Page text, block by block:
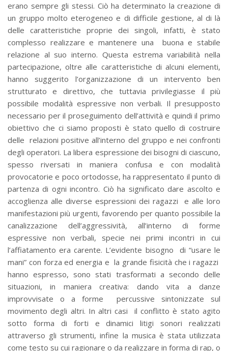
erano sempre gli stessi. Ciò ha determinato la creazione di
un gruppo molto eterogeneo e di difficile gestione, al di là
delle caratteristiche proprie dei singoli, infatti, è stato
complesso realizzare e mantenere una buona e stabile
relazione al suo interno. Questa estrema variabilità nella
partecipazione, oltre alle caratteristiche di alcuni elementi,
hanno suggerito l’organizzazione di un intervento ben
strutturato e direttivo, che tuttavia privilegiasse il più
possibile modalità espressive non verbali. Il presupposto
necessario per il proseguimento dell’attività e quindi il primo
obiettivo che ci siamo proposti è stato quello di costruire
delle relazioni positive all’interno del gruppo e nei confronti
degli operatori. La libera espressione dei bisogni di ciascuno,
spesso riversati in maniera confusa e con modalità
provocatorie e poco ortodosse, ha rappresentato il punto di
partenza di ogni incontro. Ciò ha significato dare ascolto e
accoglienza alle diverse espressioni dei ragazzi e alle loro
manifestazioni più urgenti, favorendo per quanto possibile la
canalizzazione dell’aggressività, all’interno di forme
espressive non verbali, specie nei primi incontri in cui
l’affiatamento era carente. L’evidente bisogno di “usare le
mani” con forza ed energia e la grande fisicità che i ragazzi
hanno espresso, sono stati trasformati a secondo delle
situazioni, in maniera creativa: dando vita a danze
improvvisate o a forme percussive sintonizzate sul
movimento degli altri. In altri casi il conflitto è stato agito
sotto forma di forti e dinamici litigi sonori realizzati
attraverso gli strumenti, infine la musica è stata utilizzata
come testo su cui ragionare o da realizzare in forma di rap, o